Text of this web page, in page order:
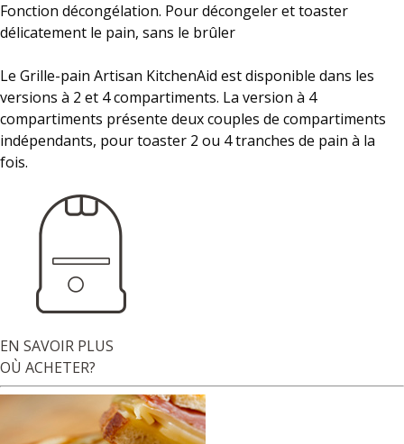
Fonction décongélation. Pour décongeler et toaster
délicatement le pain, sans le brûler
Le Grille-pain Artisan KitchenAid est disponible dans les
versions à 2 et 4 compartiments. La version à 4
compartiments présente deux couples de compartiments
indépendants, pour toaster 2 ou 4 tranches de pain à la
fois.
EN SAVOIR PLUS
OÙ ACHETER?